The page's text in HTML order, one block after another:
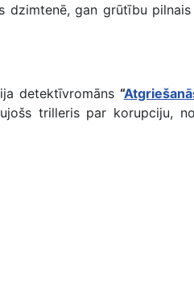
dzimtenē, gan grūtību
detektīvromāns “
trilleris par korupciju,